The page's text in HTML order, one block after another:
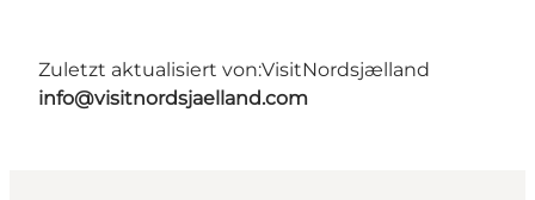
Zuletzt aktualisiert von:VisitNordsjælland
info@visitnordsjaelland.com